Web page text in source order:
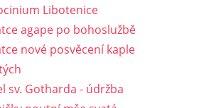
Libotenice
agape po bohoslužbě
nové posvěcení kaple
sv. Gotharda - údržba